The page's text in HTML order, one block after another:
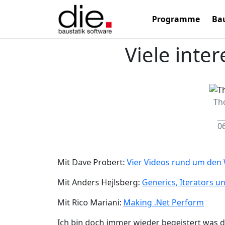
Programme
Viele
Mit Dave Probert: Vier Videos rund um den
Mit Anders Hejlsberg: Generics, Iterators
Mit Rico Mariani: Making .Net Perform
Ich bin doch immer wieder begeistert was